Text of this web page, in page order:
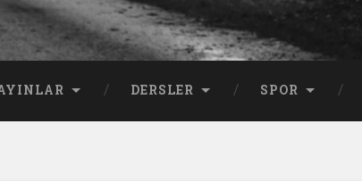
DERSLER SPOR